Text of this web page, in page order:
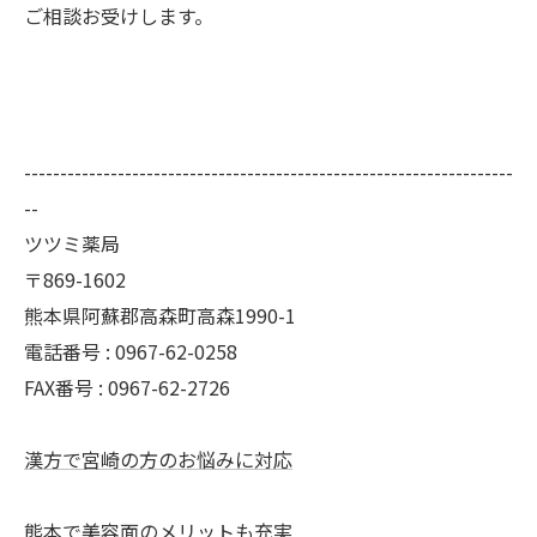
ご相談お受けします。
--------------------------------------------------------------------
--
ツツミ薬局
〒869-1602
熊本県阿蘇郡高森町高森1990-1
電話番号 : 0967-62-0258
FAX番号 : 0967-62-2726
漢方で宮崎の方のお悩みに対応
熊本で美容面のメリットも充実